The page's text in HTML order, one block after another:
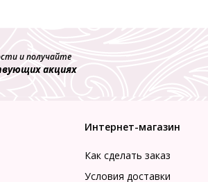
и получайте
акциях
Интернет-магазин
Как сделать заказ
Условия доставки